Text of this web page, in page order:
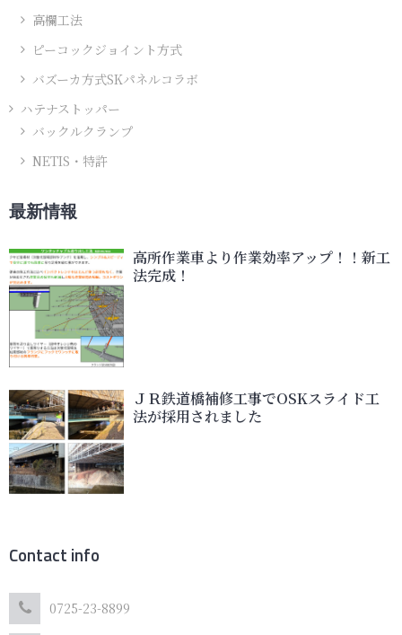
高欄工法
ピーコックジョイント方式
バズーカ方式SKパネルコラボ
ハテナストッパー
バックルクランプ
NETIS・特許
最新情報
高所作業車より作業効率アップ！！新工
法完成！
ＪＲ鉄道橋補修工事でOSKスライド工
法が採用されました
Contact info
0725-23-8899